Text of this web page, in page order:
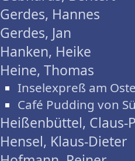
Gerdes, Hannes
Gerdes, Jan
Hanken, Heike
Heine, Thomas
Inselexpreß am
Café Pudding von
Heißenbüttel, Claus-
Hensel, Klaus-Dieter